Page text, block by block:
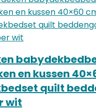
en kussen
quilt
wit